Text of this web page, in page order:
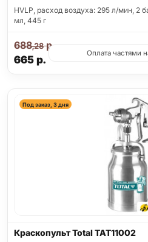
HVLP, расход воздуха: 295 л/мин, 2
мл, 445 г
665р.
688,28р.
Оплата частями
Под заказ, 3 дня
Краскопульт Total TAT11002